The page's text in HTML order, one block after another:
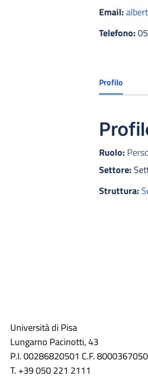
Email:
Telefono:
Profilo
Ruolo:
Settore:
Struttura:
Università di Pisa
Lungarno Pacinotti, 43
P.I. 00286820501 C.F.
T. +39 050 221 2111